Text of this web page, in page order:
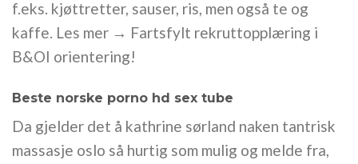
f.eks. kjøttretter, sauser, ris, men også te og
kaffe. Les mer → Fartsfylt rekruttopplæring i
B&OI orientering!
Beste norske porno hd sex tube
Da gjelder det å kathrine sørland naken tantrisk
massasje oslo så hurtig som mulig og melde fra,